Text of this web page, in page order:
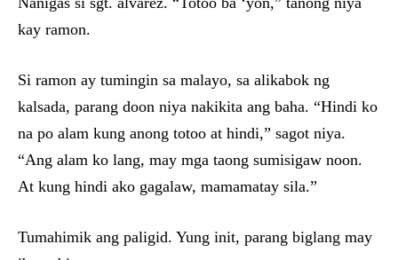
kay ramon.
Si ramon ay tumingin sa malayo, sa alikabok ng
kalsada, parang doon niya nakikita ang baha. “Hindi ko
na po alam kung anong totoo at hindi,” sagot niya.
“Ang alam ko lang, may mga taong sumisigaw noon.
At kung hindi ako gagalaw, mamamatay sila.”
Tumahimik ang paligid. Yung init, parang biglang may